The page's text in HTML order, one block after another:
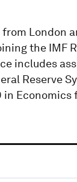
London
the IMF
includes
Reserve